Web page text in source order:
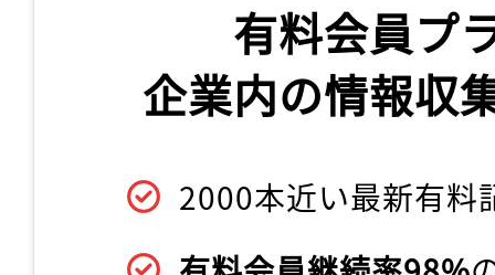
有料会員プ
企業内の情報収
2000本近い最新有料